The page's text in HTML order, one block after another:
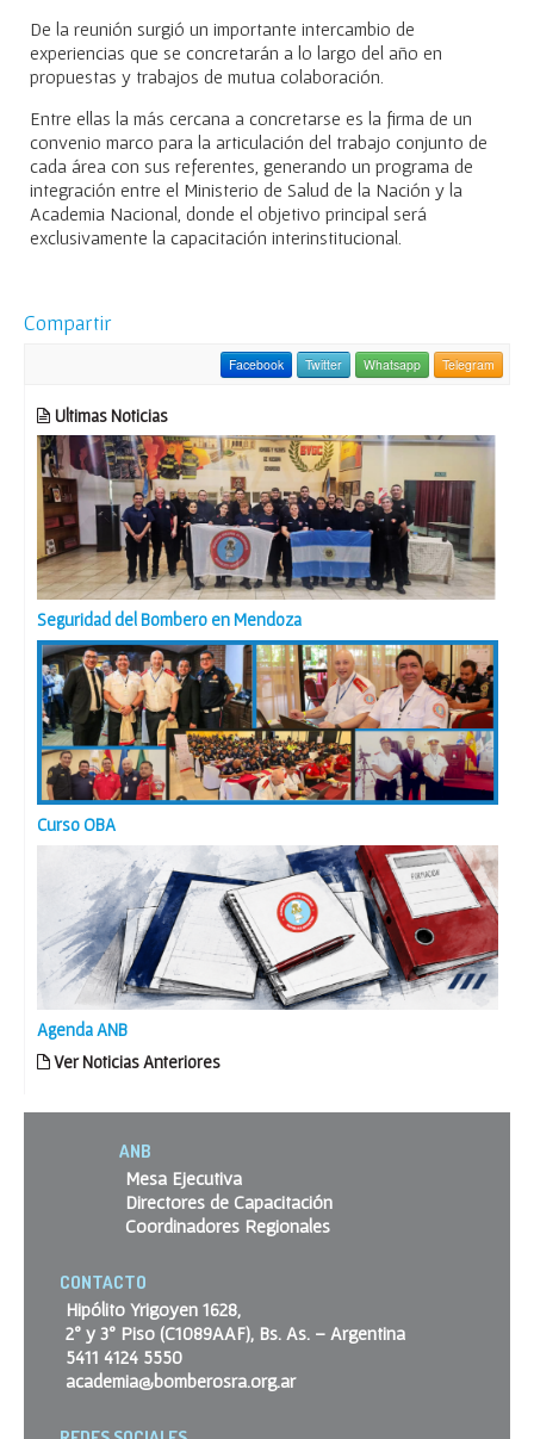
De la reunión surgió un importante intercambio de
experiencias que se concretarán a lo largo del año en
propuestas y trabajos de mutua colaboración.
Entre ellas la más cercana a concretarse es la firma de un
convenio marco para la articulación del trabajo conjunto de
cada área con sus referentes, generando un programa de
integración entre el Ministerio de Salud de la Nación y la
Academia Nacional, donde el objetivo principal será
exclusivamente la capacitación interinstitucional.
Compartir
Facebook Twitter Whatsapp Telegram
Ultimas Noticias
Seguridad del Bombero en Mendoza
Curso OBA
Agenda ANB
Ver Noticias Anteriores
ANB
Mesa Ejecutiva
Directores de Capacitación
Coordinadores Regionales
CONTACTO
Hipólito Yrigoyen 1628,
2º y 3º Piso (C1089AAF), Bs. As. – Argentina
5411 4124 5550
academia@bomberosra.org.ar